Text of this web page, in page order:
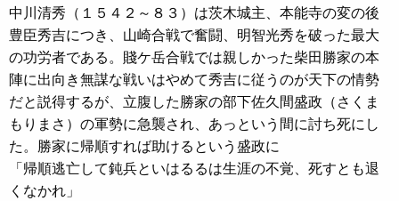
中川清秀（１５４２～８３）は茨木城主、本能寺の変の後
豊臣秀吉につき、山崎合戦で奮闘、明智光秀を破った最大
の功労者である。賤ケ岳合戦では親しかった柴田勝家の本
陣に出向き無謀な戦いはやめて秀吉に従うのが天下の情勢
だと説得するが、立腹した勝家の部下佐久間盛政（さくま
もりまさ）の軍勢に急襲され、あっという間に討ち死にし
た。勝家に帰順すれば助けるという盛政に
「帰順逃亡して鈍兵といはるるは生涯の不覚、死すとも退
くなかれ」